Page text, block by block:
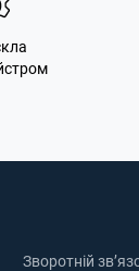
Зворотній